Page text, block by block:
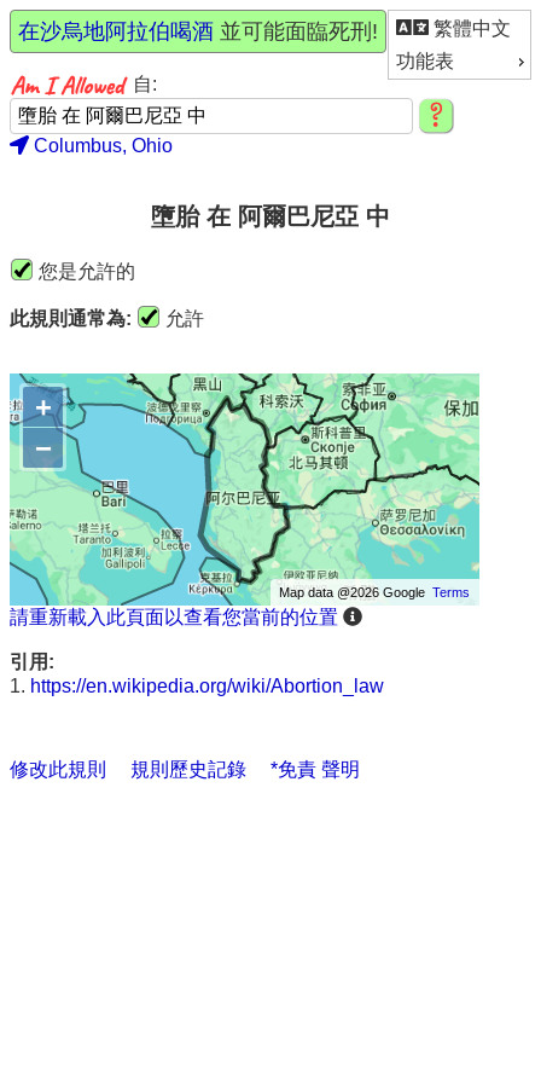
繁體中文
功能表
在沙烏地阿拉伯喝酒 並可能面臨死刑!
自:
Columbus, Ohio
墮胎 在 阿爾巴尼亞 中
您是允許的
此規則通常為: 允許
+
−
Map data @2026 GoogleTerms
請重新載入此頁面以查看您當前的位置
引用:
1. https://en.wikipedia.org/wiki/Abortion_law
修改此規則 規則歷史記錄 *免責 聲明